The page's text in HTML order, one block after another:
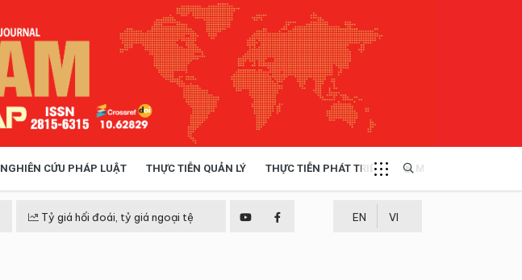
NGHIÊN CỨU PHÁP LUẬT THỰC TIỄN QUẢN LÝ THỰC TIỄN PHÁT TRIỂN MULTIMEDIA
Tỷ giá hối đoái, tỷ giá ngoại tệ EN VI